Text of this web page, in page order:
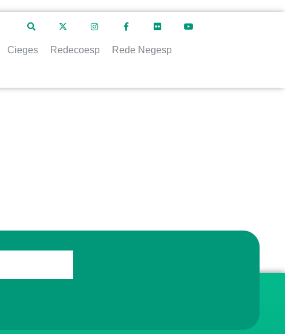
Cieges Redecoesp Rede Negesp